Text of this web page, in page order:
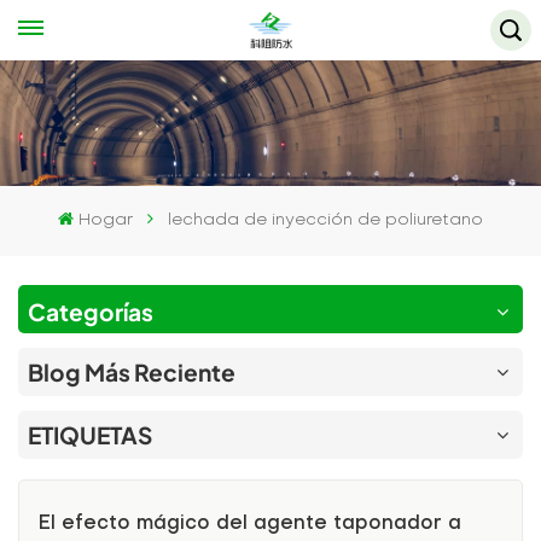
Hogar lechada de inyección de poliuretano
Categorías
Blog Más Reciente
ETIQUETAS
El efecto mágico del agente taponador a